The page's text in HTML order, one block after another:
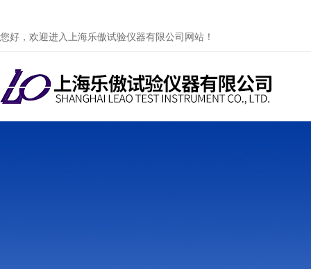
您好，欢迎进入上海乐傲试验仪器有限公司网站！